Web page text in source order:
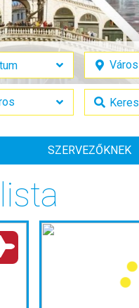
SZERVEZŐKNEK